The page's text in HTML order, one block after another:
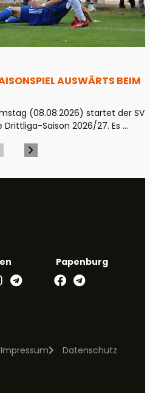
AUSWÄRTS BEIM
(08.08.2026) startet der SV
Saison 2026/27. Es ...
Papenburg
Impressum
Datenschutz